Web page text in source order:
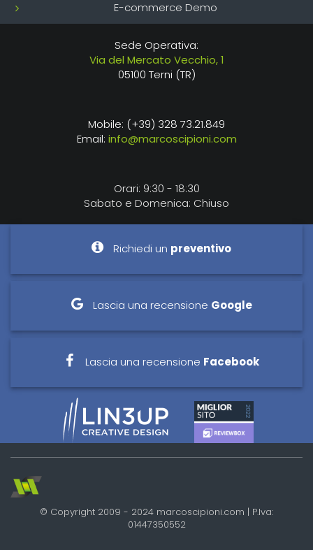
E-commerce Demo
Sede Operativa:
Via del Mercato Vecchio, 1
05100 Terni (TR)
Mobile: (+39) 328 73.21.849
Email: info@marcoscipioni.com
Orari: 9:30 - 18:30
Sabato e Domenica: Chiuso
Richiedi un preventivo
Lascia una recensione Google
Lascia una recensione Facebook
© Copyright 2009 - 2024 marcoscipioni.com | P.Iva:
01447350552